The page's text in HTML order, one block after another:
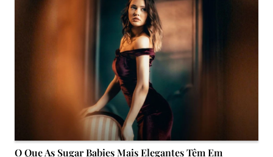
O Que As Sugar Babies Mais Elegantes Têm Em